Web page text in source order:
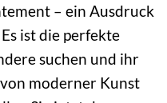
– ein Ausdruck
ist die perfekte
suchen und ihr
moderner Kunst